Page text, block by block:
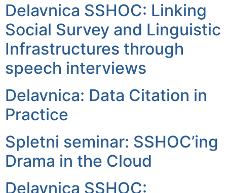
Delavnica SSHOC: Linking
Social Survey and Linguistic
Infrastructures through
speech interviews
Delavnica: Data Citation in
Practice
Spletni seminar: SSHOC’ing
Drama in the Cloud
Delavnica SSHOC: